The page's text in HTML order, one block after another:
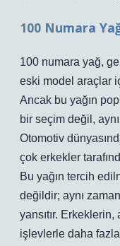
100 Numara
100 numara yağ,
eski model araçlar
Ancak bu yağın
bir seçim değil,
Otomotiv
çok erkekler
Bu yağın tercih
değildir; aynı
yansıtır.
işlevlerle daha